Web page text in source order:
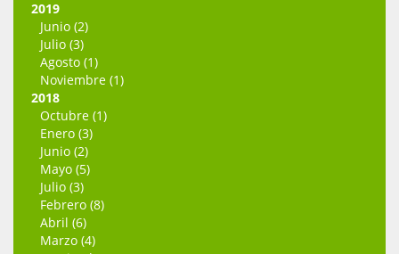
2019
Junio (2)
Julio (3)
Agosto (1)
Noviembre (1)
2018
Octubre (1)
Enero (3)
Junio (2)
Mayo (5)
Julio (3)
Febrero (8)
Abril (6)
Marzo (4)